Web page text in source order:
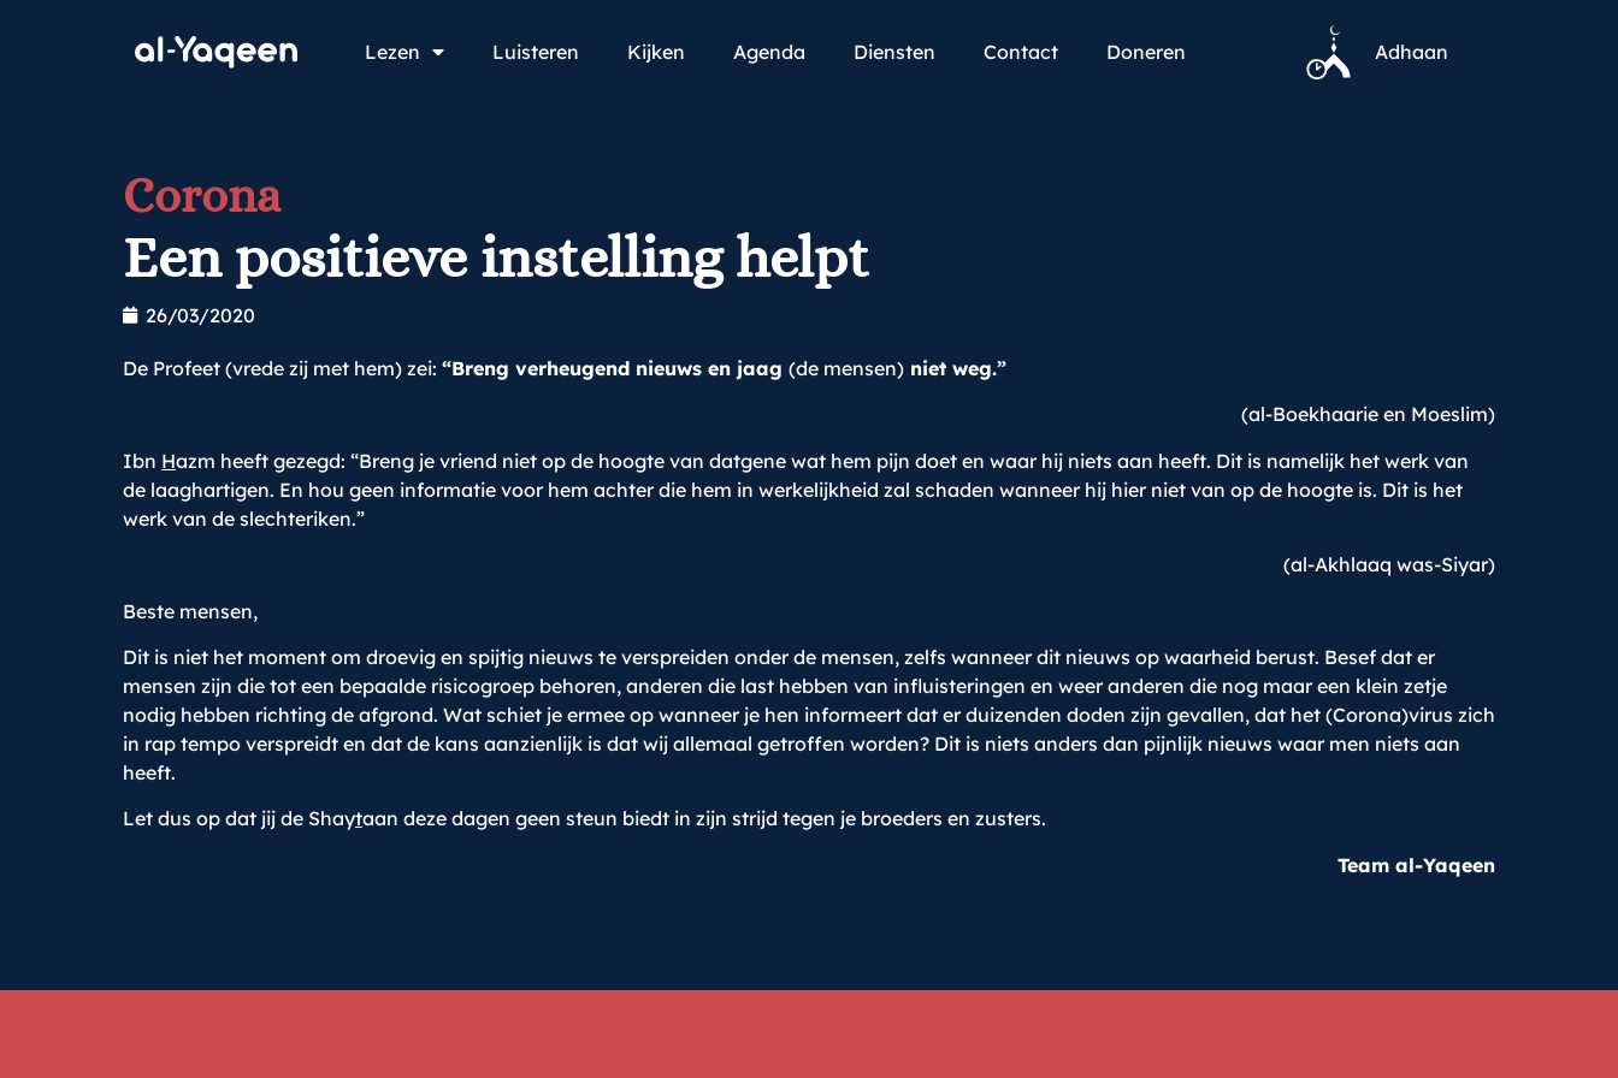
Lezen Luisteren Kijken Agenda Diensten Contact Doneren Adhaan
Corona
Een positieve instelling helpt
26/03/2020
De Profeet (vrede zij met hem) zei: “Breng verheugend nieuws en jaag (de mensen) niet weg.”
(al-Boekhaarie en Moeslim)
Ibn Hazm heeft gezegd: “Breng je vriend niet op de hoogte van datgene wat hem pijn doet en waar hij niets aan heeft. Dit is namelijk het werk van
de laaghartigen. En hou geen informatie voor hem achter die hem in werkelijkheid zal schaden wanneer hij hier niet van op de hoogte is. Dit is het
werk van de slechteriken.”
(al-Akhlaaq was-Siyar)
Beste mensen,
Dit is niet het moment om droevig en spijtig nieuws te verspreiden onder de mensen, zelfs wanneer dit nieuws op waarheid berust. Besef dat er
mensen zijn die tot een bepaalde risicogroep behoren, anderen die last hebben van influisteringen en weer anderen die nog maar een klein zetje
nodig hebben richting de afgrond. Wat schiet je ermee op wanneer je hen informeert dat er duizenden doden zijn gevallen, dat het (Corona)virus zich
in rap tempo verspreidt en dat de kans aanzienlijk is dat wij allemaal getroffen worden? Dit is niets anders dan pijnlijk nieuws waar men niets aan
heeft.
Let dus op dat jij de Shaytaan deze dagen geen steun biedt in zijn strijd tegen je broeders en zusters.
Team al-Yaqeen